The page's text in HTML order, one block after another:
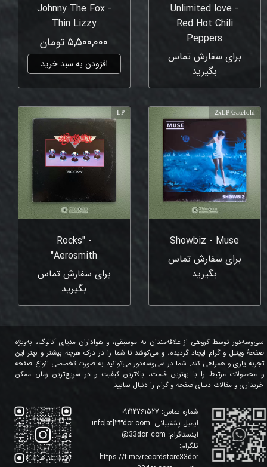
Unlimited love -
Red Hot Chili
Peppers
برای سفارش تماس
بگیرید
Johnny The Fox -
Thin Lizzy
۵,۵۰۰,۰۰۰ تومان
افزودن به سبد خرید
Showbiz - Muse
برای سفارش تماس
بگیرید
2xLP Gatefold
Rocks" -
Aerosmith"
برای سفارش تماس
بگیرید
LP
شماره تماس:
ایمیل پشتیبانی: info[at]33dor.com
اینستاگرام: 33dor_com
@
تلگرام:
https://t.me/recordstore33dor
سی‌وسه‌دور توسط گروهی از علاقه‌مندان به موسیقی، و هواداران مدیای آنالوگ، به‌ویژه
صفحۀ وینیل و گرام ایجاد گردیده، و می‌کوشد تا شما را در درک هرچه بیشتر و بهتر این
تجربه یاری و همراهی کند. شما در سی‌وسه‌دور می‌توانید به صورت تخصصی انواع صفحه
و محصولات مرتبط را با بهترین قیمت، بالاترین کیفیت و در سریع‌ترین زمان ممکن
خریداری و مقالات دنیای صفحه و گرام را دنبال نمایید.